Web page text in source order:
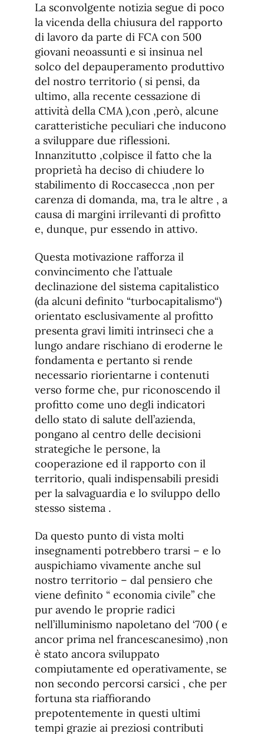
La sconvolgente notizia segue di poco
la vicenda della chiusura del rapporto
di lavoro da parte di FCA con 500
giovani neoassunti e si insinua nel
solco del depauperamento produttivo
del nostro territorio ( si pensi, da
ultimo, alla recente cessazione di
attività della CMA ),con ,però, alcune
caratteristiche peculiari che inducono
a sviluppare due riflessioni.
Innanzitutto ,colpisce il fatto che la
proprietà ha deciso di chiudere lo
stabilimento di Roccasecca ,non per
carenza di domanda, ma, tra le altre , a
causa di margini irrilevanti di profitto
e, dunque, pur essendo in attivo.
Questa motivazione rafforza il
convincimento che l’attuale
declinazione del sistema capitalistico
(da alcuni definito “turbocapitalismo“)
orientato esclusivamente al profitto
presenta gravi limiti intrinseci che a
lungo andare rischiano di eroderne le
fondamenta e pertanto si rende
necessario riorientarne i contenuti
verso forme che, pur riconoscendo il
profitto come uno degli indicatori
dello stato di salute dell’azienda,
pongano al centro delle decisioni
strategiche le persone, la
cooperazione ed il rapporto con il
territorio, quali indispensabili presidi
per la salvaguardia e lo sviluppo dello
stesso sistema .
Da questo punto di vista molti
insegnamenti potrebbero trarsi – e lo
auspichiamo vivamente anche sul
nostro territorio – dal pensiero che
viene definito “ economia civile” che
pur avendo le proprie radici
nell’illuminismo napoletano del ‘700 ( e
ancor prima nel francescanesimo) ,non
è stato ancora sviluppato
compiutamente ed operativamente, se
non secondo percorsi carsici , che per
fortuna sta riaffiorando
prepotentemente in questi ultimi
tempi grazie ai preziosi contributi